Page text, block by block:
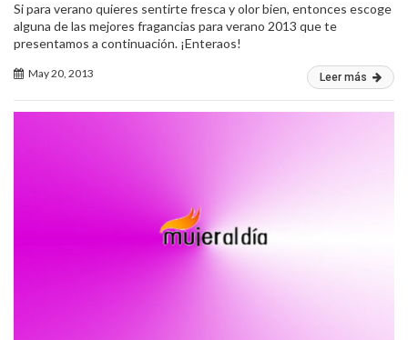
Si para verano quieres sentirte fresca y olor bien, entonces escoge
alguna de las mejores fragancias para verano 2013 que te
presentamos a continuación. ¡Enteraos!
May 20, 2013 Leer más